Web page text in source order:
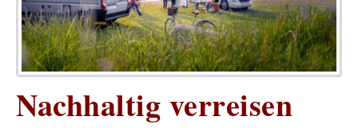
Nachhaltig verreisen